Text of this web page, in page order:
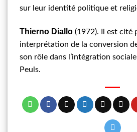
sur leur identité politique et
Thierno Diallo (1972). Il est cité
interprétation de la conversion
son rôle dans l’intégration
Peuls.